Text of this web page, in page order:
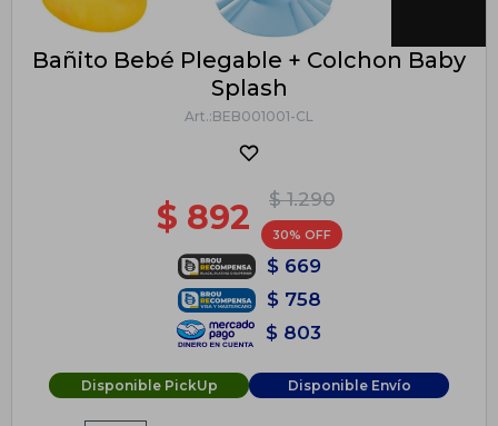
Bañito Bebé Plegable + Colchon Baby
Splash
BEB001001-CL
$ 1.290
$ 892 30
$ 669
$ 758
$ 803
Disponible PickUp Disponible Envío